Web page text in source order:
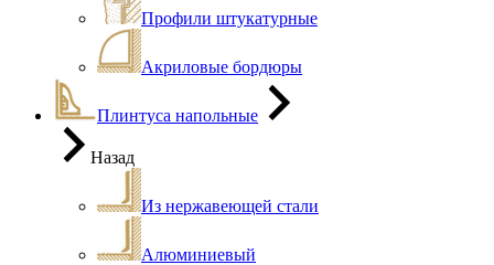
Профили штукатурные
Акриловые бордюры
Плинтуса напольные
Назад
Из нержавеющей стали
Алюминиевый